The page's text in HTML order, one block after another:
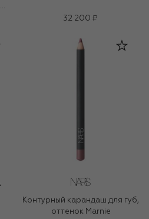
32 200 ₽
Контурный карандаш для губ,
оттенок Marnie